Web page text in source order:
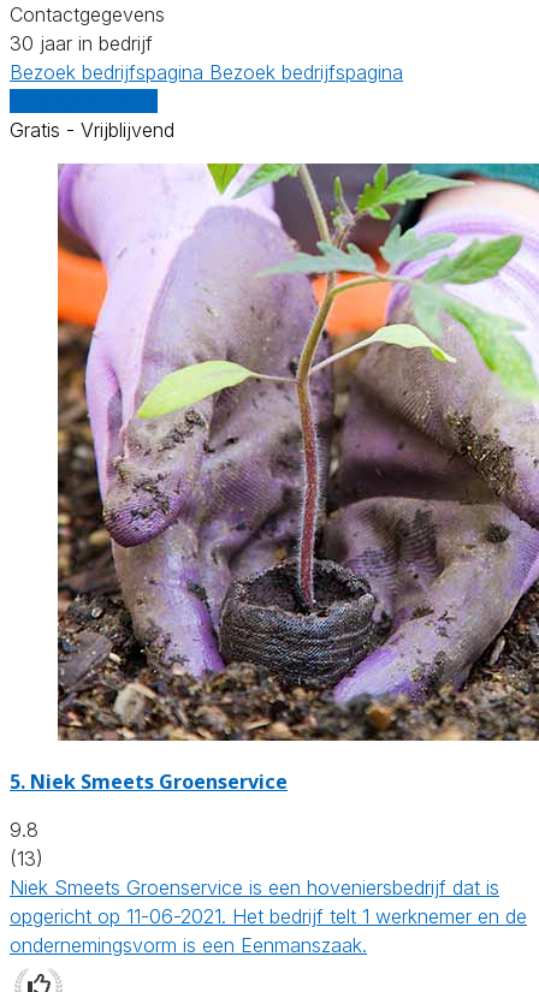
Contactgegevens
30 jaar in bedrijf
Bezoek bedrijfspagina Bezoek bedrijfspagina
Gratis - Vrijblijvend
5. Niek Smeets Groenservice
9.8
(13)
Niek Smeets Groenservice is een hoveniersbedrijf dat is
opgericht op 11-06-2021. Het bedrijf telt 1 werknemer en de
ondernemingsvorm is een Eenmanszaak.